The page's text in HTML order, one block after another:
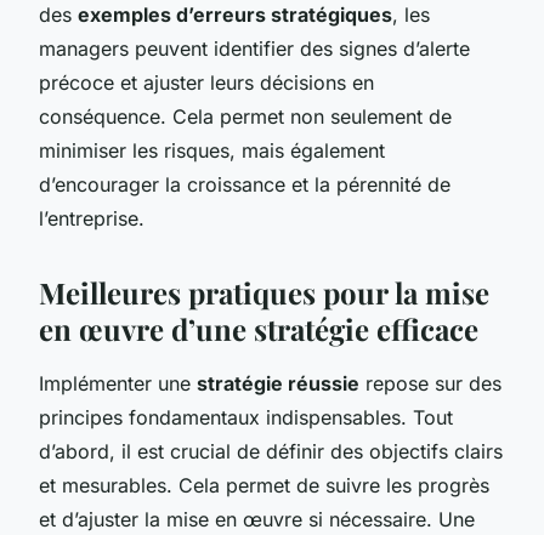
des exemples d’erreurs stratégiques, les
managers peuvent identifier des signes d’alerte
précoce et ajuster leurs décisions en
conséquence. Cela permet non seulement de
minimiser les risques, mais également
d’encourager la croissance et la pérennité de
l’entreprise.
Meilleures pratiques pour la mise
en œuvre d’une stratégie efficace
Implémenter une stratégie réussie repose sur des
principes fondamentaux indispensables. Tout
d’abord, il est crucial de définir des objectifs clairs
et mesurables. Cela permet de suivre les progrès
et d’ajuster la mise en œuvre si nécessaire. Une